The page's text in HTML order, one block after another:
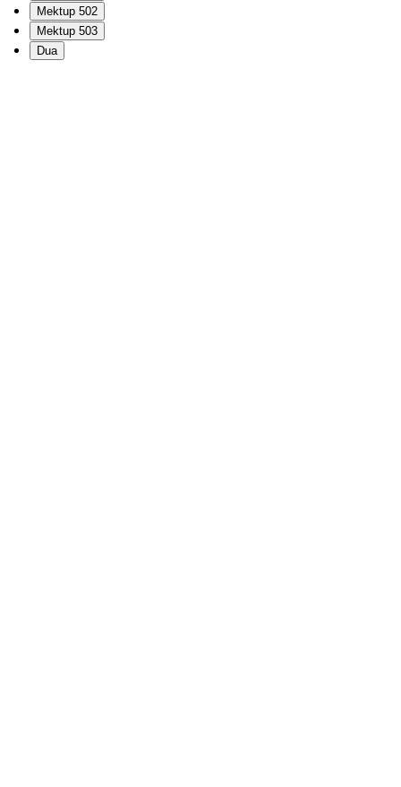
Mektup 502
Mektup 503
Dua